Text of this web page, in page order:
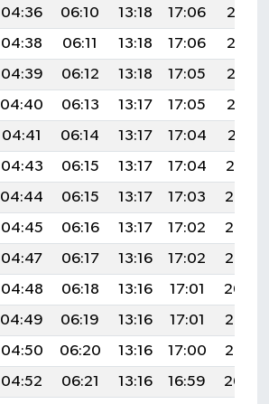
04:36 06:10 13:18 17:06
20:16
04:38 06:11 13:18 17:06
20:15
04:39 06:12 13:18 17:05
20:13
04:40 06:13 13:17 17:05
20:12
04:41 06:14 13:17 17:04
20:11
04:43 06:15 13:17 17:04
20:10
04:44 06:15 13:17 17:03
20:08
04:45 06:16 13:17 17:02
20:07
04:47 06:17 13:16 17:02
20:06
04:48 06:18 13:16 17:01
20:04
04:49 06:19 13:16 17:01
20:03
04:50 06:20 13:16 17:00
20:02
04:52 06:21 13:16 16:59
20:00